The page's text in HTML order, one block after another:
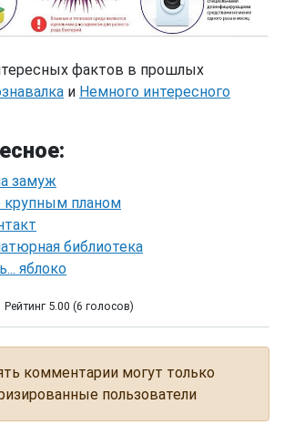
фактов в прошлых
и Немного интересного
замуж
планом
библиотека
яблоко
Рейтинг 5.00 (6 голосов)
комментарии могут только
пользователи